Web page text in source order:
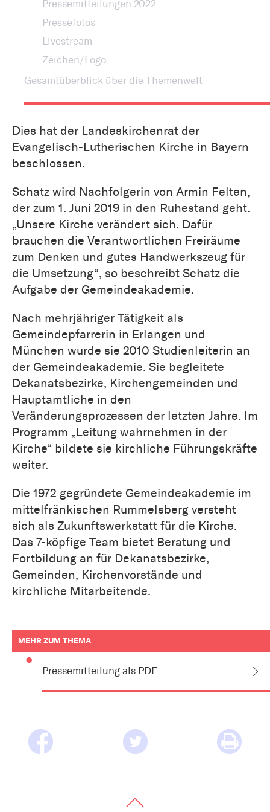
Pressemitteilungen 2022
Pressefotos
Livestream
Zeichen/Logo
Gesamtüberblick über die Themenwelt
Dies hat der Landeskirchenrat der
Evangelisch-Lutherischen Kirche in Bayern
beschlossen.
Schatz wird Nachfolgerin von Armin Felten,
der zum 1. Juni 2019 in den Ruhestand geht.
„Unsere Kirche verändert sich. Dafür
brauchen die Verantwortlichen Freiräume
zum Denken und gutes Handwerkszeug für
die Umsetzung“, so beschreibt Schatz die
Aufgabe der Gemeindeakademie.
Nach mehrjähriger Tätigkeit als
Gemeindepfarrerin in Erlangen und
München wurde sie 2010 Studienleiterin an
der Gemeindeakademie. Sie begleitete
Dekanatsbezirke, Kirchengemeinden und
Hauptamtliche in den
Veränderungsprozessen der letzten Jahre. Im
Programm „Leitung wahrnehmen in der
Kirche“ bildete sie kirchliche Führungskräfte
weiter.
Die 1972 gegründete Gemeindeakademie im
mittelfränkischen Rummelsberg versteht
sich als Zukunftswerkstatt für die Kirche.
Das 7-köpfige Team bietet Beratung und
Fortbildung an für Dekanatsbezirke,
Gemeinden, Kirchenvorstände und
kirchliche Mitarbeitende.
MEHR ZUM THEMA
InformationenPressemitteilung als PDF